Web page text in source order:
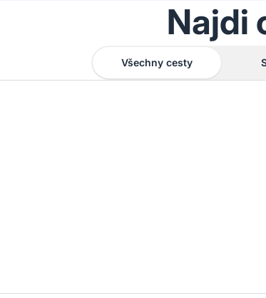
Najdi
Všechny cesty